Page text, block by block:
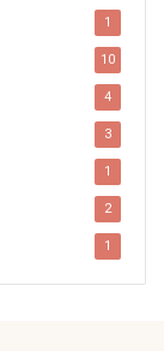
1
10
4
3
1
2
1